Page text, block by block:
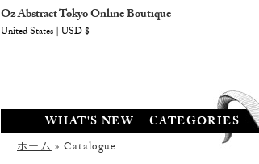
WHAT'S NEW CATEGORIES
ホーム» Catalogue
Oz Abstract Tokyo Online Boutique
United States | USD $